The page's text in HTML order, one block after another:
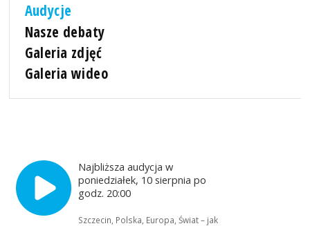
Audycje
Nasze debaty
Galeria zdjęć
Galeria wideo
Najbliższa audycja w
poniedziałek, 10 sierpnia po
godz. 20:00
Szczecin, Polska, Europa, Świat – jak